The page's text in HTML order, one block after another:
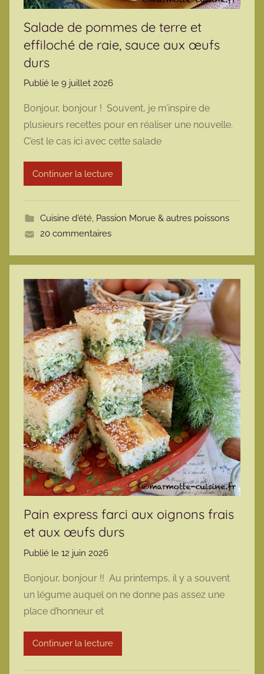
Salade de pommes de terre et
effiloché de raie, sauce aux œufs
durs
Publié le 9 juillet 2026
r
m
a
r
t
Bonjour, bonjour ! Souvent, je m’inspire de
plusieurs recettes pour en réaliser une nouvelle.
C’est le cas ici avec cette salade
Continuer la lecture
Cuisine d'été, Passion Morue & autres poissons
20 commentaires
Pain express farci aux oignons frais
et aux œufs durs
Publié le 12 juin 2026
r
m
r
m
Bonjour, bonjour !! Au printemps, il y a souvent
un légume auquel on ne donne pas assez une
place d’honneur et
Continuer la lecture